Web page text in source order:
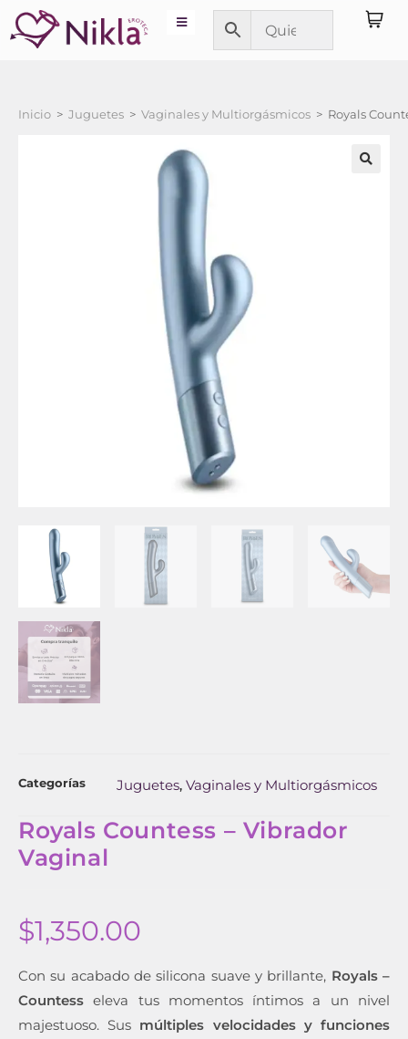
Inicio > Juguetes > Vaginales y Multiorgásmicos > Royals
Categorías Juguetes, Vaginales y Multiorgásmicos
Royals Countess – Vibrador
Vaginal
$1,350.00
Con su acabado de silicona suave y brillante, Royals –
Countess eleva tus momentos íntimos a un nivel
majestuoso. Sus múltiples velocidades y funciones